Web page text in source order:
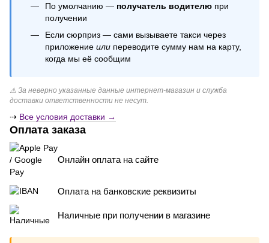
По умолчанию — получатель водителю при
получении
Если сюрприз — сами вызываете такси через
приложение или переводите сумму нам на карту,
когда мы её сообщим
⚠ За неверно указанные данные интернет-магазин и служба
доставки ответственности не несут.
⇢ Все условия доставки →
Оплата заказа
Онлайн оплата на сайте
Оплата на банковские реквизиты
Наличные при получении в магазине